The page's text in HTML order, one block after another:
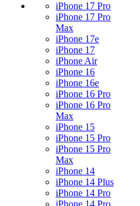
iPhone 17 Pro
iPhone 17 Pro
Max
iPhone 17e
iPhone 17
iPhone Air
iPhone 16
iPhone 16e
iPhone 16 Pro
iPhone 16 Pro
Max
iPhone 15
iPhone 15 Pro
iPhone 15 Pro
Max
iPhone 14
iPhone 14 Plus
iPhone 14 Pro
iPhone 14 Pro